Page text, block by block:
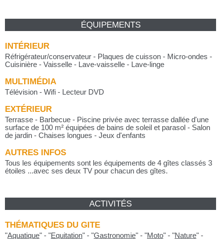
ÉQUIPEMENTS
INTÉRIEUR
Réfrigérateur/conservateur - Plaques de cuisson - Micro-ondes -
Cuisinière - Vaisselle - Lave-vaisselle - Lave-linge
MULTIMÉDIA
Télévision - Wifi - Lecteur DVD
EXTÉRIEUR
Terrasse - Barbecue - Piscine privée avec terrasse dallée d'une
surface de 100 m² équipées de bains de soleil et parasol - Salon
de jardin - Chaises longues - Jeux d'enfants
AUTRES INFOS
Tous les équipements sont les équipements de 4 gîtes classés 3
étoiles ...avec ses deux TV pour chacun des gîtes.
ACTIVITÉS
THÉMATIQUES DU GITE
"Aquatique" - "Equitation" - "Gastronomie" - "Moto" - "Nature" -